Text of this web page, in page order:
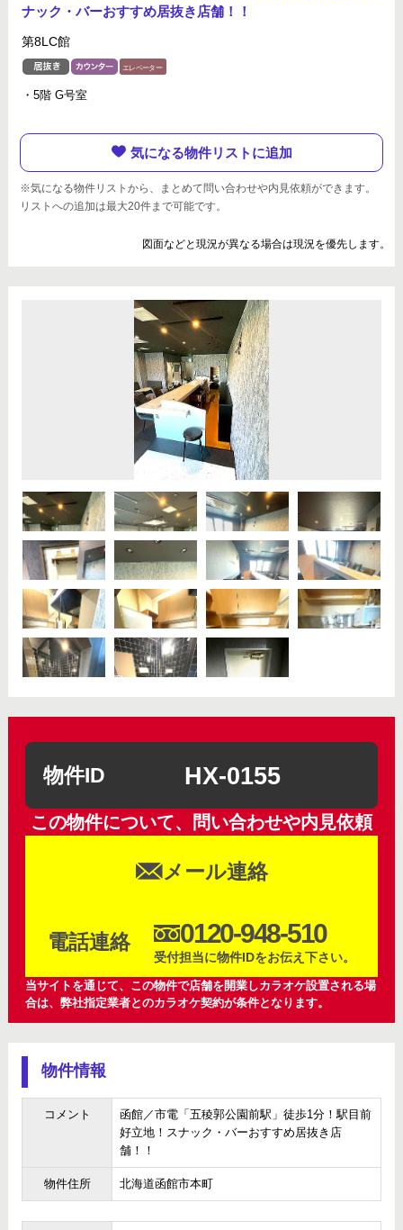
ナック・バーおすすめ居抜き店舗！！
第8LC館
・5階 G号室
気になる物件リストに追加
※気になる物件リストから、まとめて問い合わせや内見依頼ができます。
リストへの追加は最大20件まで可能です。
図面などと現況が異なる場合は現況を優先します。
物件ID HX-0155
この物件について、問い合わせや内見依頼
メール連絡
電話連絡 0120-948-510
受付担当に物件IDをお伝え下さい。
当サイトを通じて、この物件で店舗を開業しカラオケ設置される場
合は、弊社指定業者とのカラオケ契約が条件となります。
物件情報
コメント
函館／市電「五稜郭公園前駅」徒歩1分！駅目前
好立地！スナック・バーおすすめ居抜き店
舗！！
物件住所 北海道函館市本町